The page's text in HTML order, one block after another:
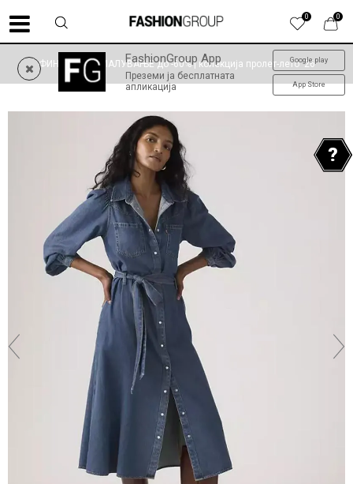
0
0
FashionGroup App
Преземи ја бесплатната
апликација
Google play
App Store
ФИНАЛНО НАМАЛУВАЊЕ до -60% | колекција пролет-лето '26